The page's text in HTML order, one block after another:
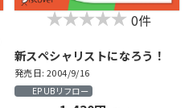
0件
新スペシャリストになろう！
発売日: 2004/9/16
EPUBリフロー